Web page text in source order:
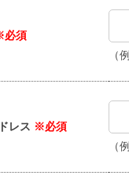
必須
（
レス ※必須
（